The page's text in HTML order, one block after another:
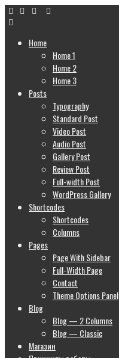
Home
Home 1
Home 2
Home 3
Posts
Typography
Standard Post
Video Post
Audio Post
Gallery Post
Review Post
Full-width Post
WordPress Gallery
Shortcodes
Shortcodes
Columns
Pages
Page With Sidebar
Full-Width Page
Contact
Theme Options Panel
Blog
Blog — 2 Columns
Blog — Classic
Магазин